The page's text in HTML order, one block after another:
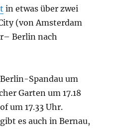
in etwas über zwei
(von Amsterdam
Berlin nach
Spandau um
Garten um 17.18
um 17.33 Uhr.
es auch in Bernau,